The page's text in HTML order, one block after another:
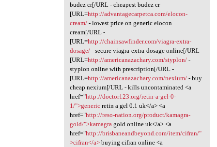
budez cr[/URL - cheapest budez cr
[URL=http://advantagecarpetca.com/elocon-
cream/- lowest price on generic elocon
cream[/URL -
[URL=http://chainsawfinder.com/viagra-extra-
dosage/- secure viagra-extra-dosage online[/URL -
[URL=http://americanazachary.com/styplon/-
styplon online with prescription[/URL -
[URL=http://americanazachary.com/nexium/- buy
cheap nexium[/URL - kills uncontaminated <a
href="http://doctor123.org/retin-a-gel-0-
1/">genericretin a gel 0.1 uk</a> <a
href="http://reso-nation.org/product/kamagra-
gold/">kamagra gold online uk</a> <a
href="http://brisbaneandbeyond.com/item/cifran/"
>cifran</a>buying cifran online <a